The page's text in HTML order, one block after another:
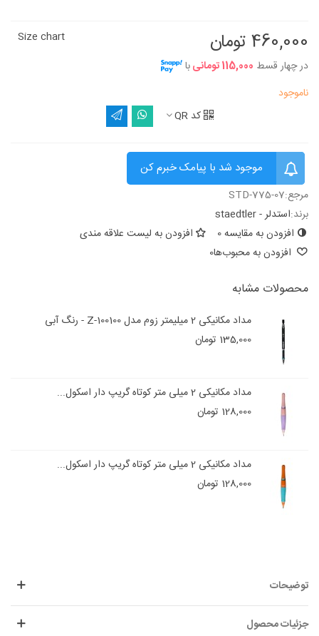
460,000 تومان
در چهار قسط 115,000 تومانی با
Size chart
ناموجود
کد QR
موجود شد با پیامک خبرم کن
مرجع:STD-775-07
برند:استدلر - staedtler
افزودن به مقایسه0
افزودن به لیست علاقه مندی
افزودن به محبوب‌ها0
محصولات مشابه
مداد مکانیکی 2 میلیمتر زوم مدل Z-100100 - رنگ آبی
135,000 تومان
مداد مکانیکی 2 میلی متر کوتاه گریپ دار اسکول...
128,000 تومان
مداد مکانیکی 2 میلی متر کوتاه گریپ دار اسکول...
128,000 تومان
توضیحات
جزئیات محصول